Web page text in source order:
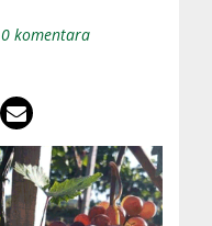
0 komentara